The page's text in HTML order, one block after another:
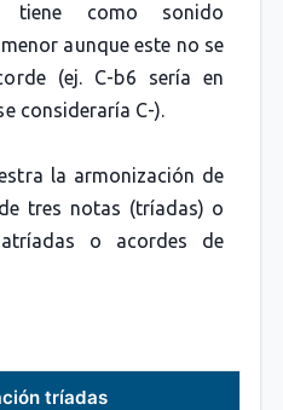
tiene como sonido
aunque este no se
(ej. C-b6 sería en
consideraría C-).
la armonización de
tres notas (tríadas) o
o acordes de
tríadas